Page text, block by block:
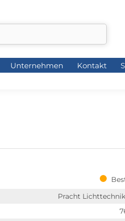
Unternehmen Kontakt
Pracht
Unternehmen Kontakt